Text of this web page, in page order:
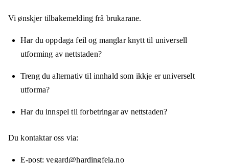
Vi ønskjer tilbakemelding frå brukarane.
Har du oppdaga feil og manglar knytt til universell
utforming av nettstaden?
Treng du alternativ til innhald som ikkje er universelt
utforma?
Har du innspel til forbetringar av nettstaden?
Du kontaktar oss via:
E-post vegard@hardingfela.no